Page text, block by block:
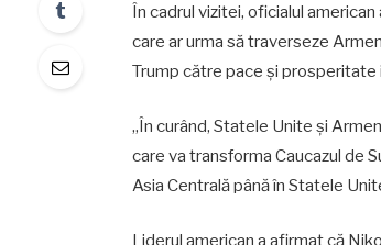
În cadrul vizitei, oficialul
care ar urma să traverseze
Trump către pace și prosperitate
„În curând, Statele Unite și
care va transforma Caucazul de
Asia Centrală până în Statele
Liderul american a afirmat că